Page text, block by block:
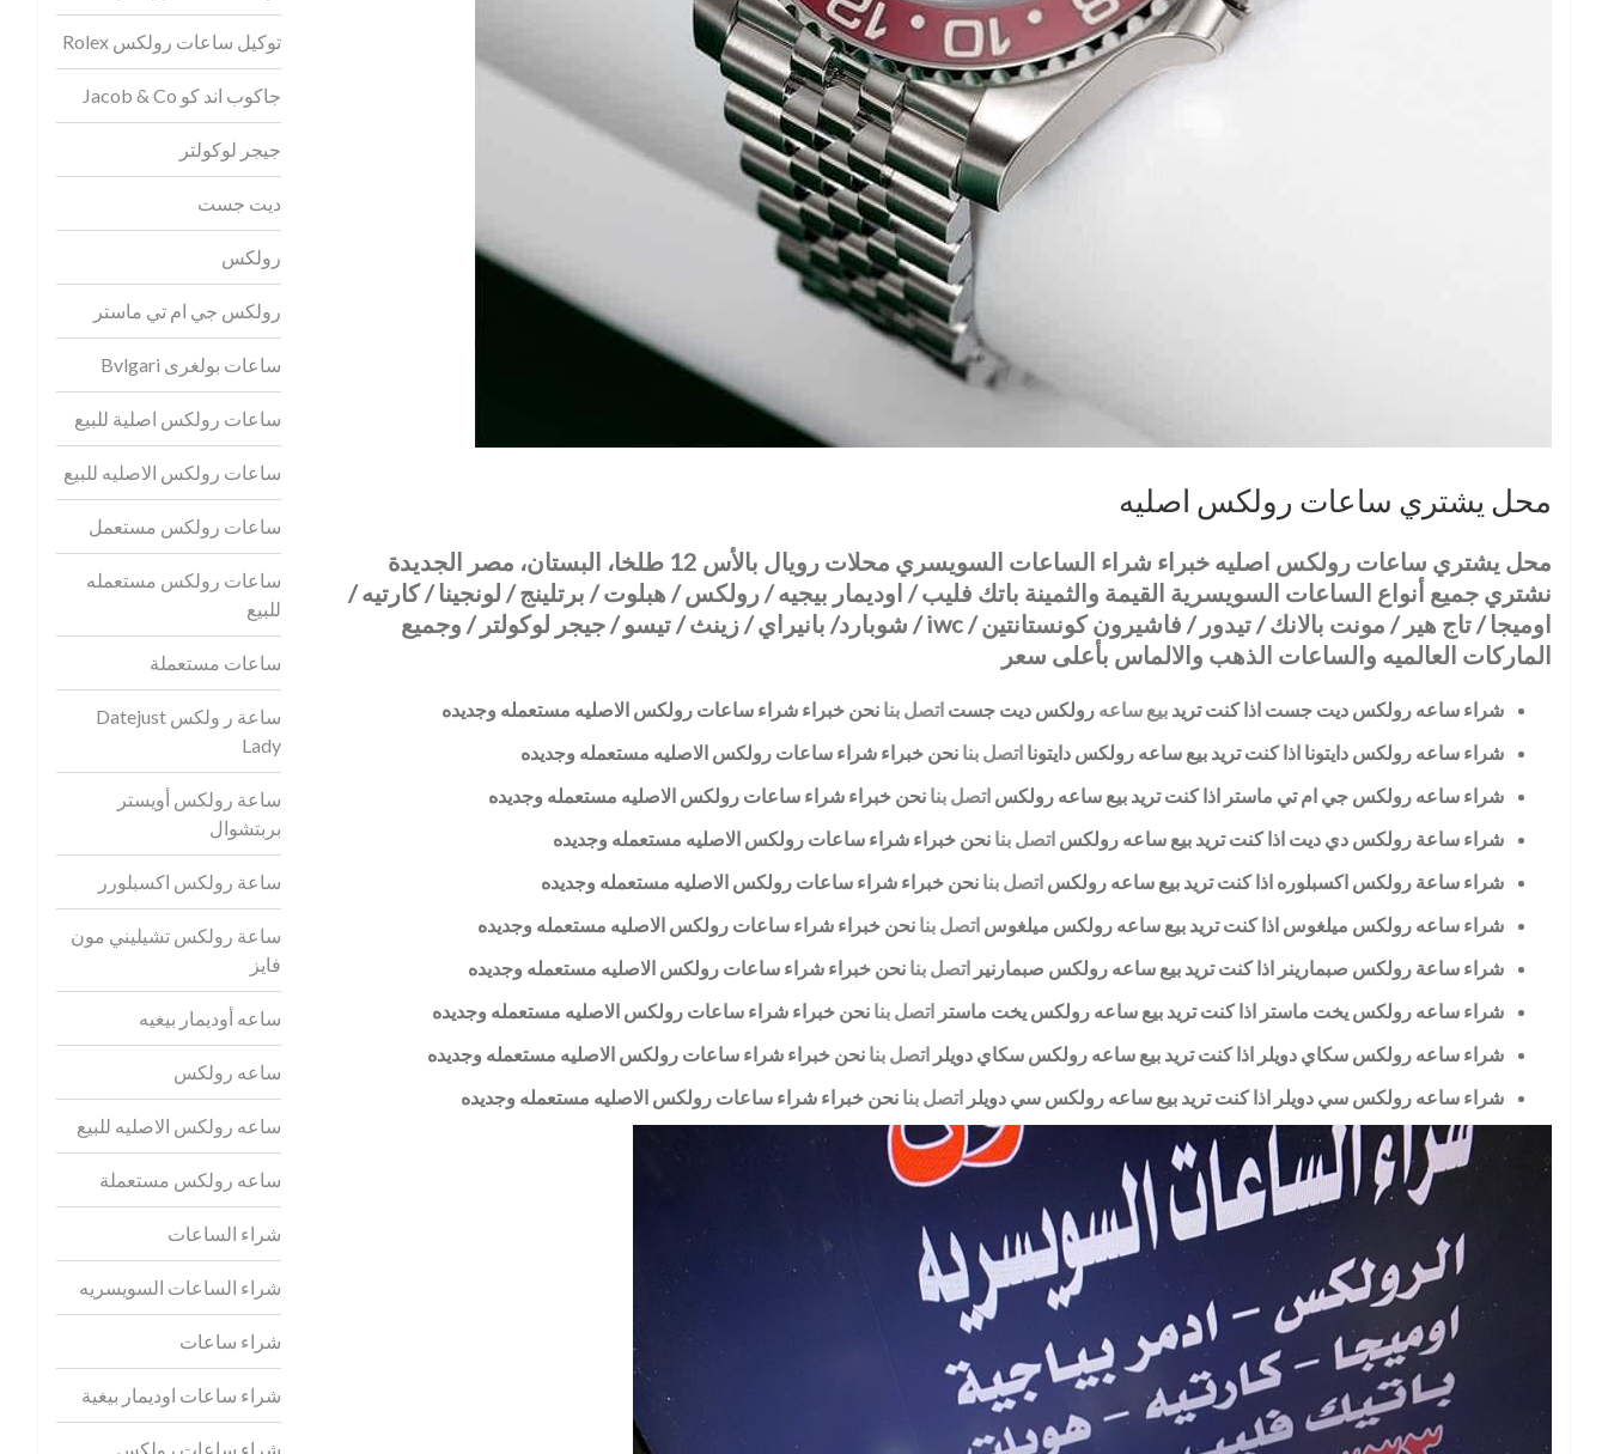
محل يشتري ساعات رولكس اصليه
محل يشتري ساعات رولكس اصليه خبراء شراء الساعات السويسري محلات رويال بالأس 12 طلخا، البستان، مصر الجديدة
نشتري جميع أنواع الساعات السويسرية القيمة والثمينة باتك فليب / اوديمار بيجيه / رولكس / هبلوت / برتلينج / لونجينا / كارتيه /
اوميجا / تاج هير / مونت بالانك / تيدور / فاشيرون كونستانتين / iwc / شوبارد/ بانيراي / زينث / تيسو / جيجر لوكولتر / وجميع
الماركات العالميه والساعات الذهب والالماس بأعلى سعر
شراء ساعه رولكس ديت جست اذا كنت تريد بيع ساعه رولكس ديت جست اتصل بنا نحن خبراء شراء ساعات رولكس الاصليه مستعمله وجديده
شراء ساعه رولكس دايتونا اذا كنت تريد بيع ساعه رولكس دايتونا اتصل بنا نحن خبراء شراء ساعات رولكس الاصليه مستعمله وجديده
شراء ساعه رولكس جي ام تي ماستر اذا كنت تريد بيع ساعه رولكس اتصل بنا نحن خبراء شراء ساعات رولكس الاصليه مستعمله وجديده
شراء ساعة رولكس دي ديت اذا كنت تريد بيع ساعه رولكس اتصل بنا نحن خبراء شراء ساعات رولكس الاصليه مستعمله وجديده
شراء ساعة رولكس اكسبلوره اذا كنت تريد بيع ساعه رولكس اتصل بنا نحن خبراء شراء ساعات رولكس الاصليه مستعمله وجديده
شراء ساعه رولكس ميلغوس اذا كنت تريد بيع ساعه رولكس ميلغوس اتصل بنا نحن خبراء شراء ساعات رولكس الاصليه مستعمله وجديده
شراء ساعة رولكس صبمارينر اذا كنت تريد بيع ساعه رولكس صبمارنير اتصل بنا نحن خبراء شراء ساعات رولكس الاصليه مستعمله وجديده
شراء ساعه رولكس يخت ماستر اذا كنت تريد بيع ساعه رولكس يخت ماستر اتصل بنا نحن خبراء شراء ساعات رولكس الاصليه مستعمله وجديده
شراء ساعه رولكس سكاي دويلر اذا كنت تريد بيع ساعه رولكس سكاي دويلر اتصل بنا نحن خبراء شراء ساعات رولكس الاصليه مستعمله وجديده
شراء ساعه رولكس سي دويلر اذا كنت تريد بيع ساعه رولكس سي دويلر اتصل بنا نحن خبراء شراء ساعات رولكس الاصليه مستعمله وجديده
توكيل ساعات رولكس Rolex
جاكوب اند كو Jacob & Co
جيجر لوكولتر
ديت جست
رولكس
رولكس جي ام تي ماستر
ساعات بولغرى Bvlgari
ساعات رولكس اصلية للبيع
ساعات رولكس الاصليه للبيع
ساعات رولكس مستعمل
ساعات رولكس مستعمله
للبيع
ساعات مستعملة
ساعة ر ولكس Datejust
Lady
ساعة رولكس أويستر
بربتشوال
ساعة رولكس اكسبلورر
ساعة رولكس تشيليني مون
فايز
ساعه أوديمار بيغيه
ساعه رولكس
ساعه رولكس الاصليه للبيع
ساعه رولكس مستعملة
شراء الساعات
شراء الساعات السويسريه
شراء ساعات
شراء ساعات اوديمار بيغية
شراء ساعات رولكس